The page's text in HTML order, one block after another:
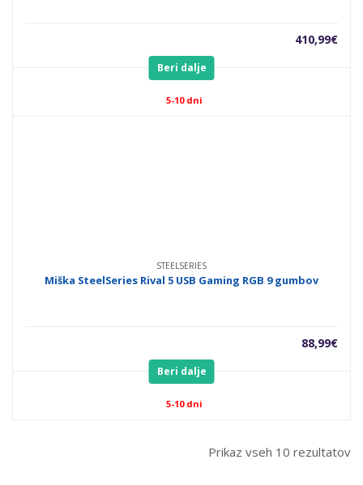
410,99€
Beri dalje
5-10 dni
STEELSERIES
Miška SteelSeries Rival 5 USB Gaming RGB 9 gumbov
88,99€
Beri dalje
5-10 dni
Prikaz vseh 10 rezultatov